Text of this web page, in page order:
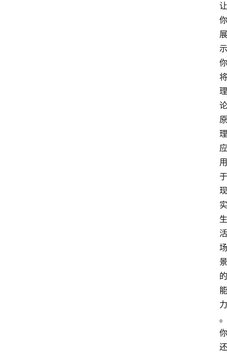
让
你
展
示
你
将
理
论
原
理
应
用
于
现
实
生
活
场
景
的
能
力
。
你
还